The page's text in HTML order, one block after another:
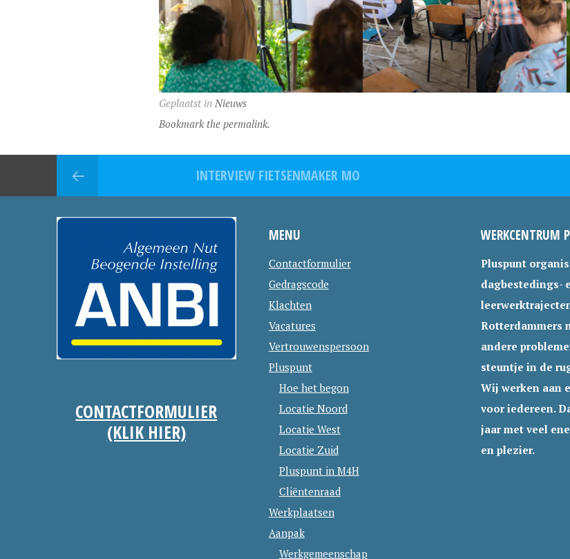
Geplaatst in Nieuws
Bookmark the permalink.
INTERVIEW FIETSENMAKER MO
CONTACTFORMULIER
(KLIK HIER)
MENU
Contactformulier
Gedragscode
Klachten
Vacatures
Vertrouwenspersoon
Pluspunt
Hoe het begon
Locatie Noord
Locatie West
Locatie Zuid
Pluspunt in M4H
Cliëntenraad
Werkplaatsen
Aanpak
Werkgemeenschap
WERKCENTRUM
Pluspunt
dagbestedings-
Rotterdammers
andere
steuntje in de
Wij werken aan
voor iedereen.
jaar met veel
en plezier.